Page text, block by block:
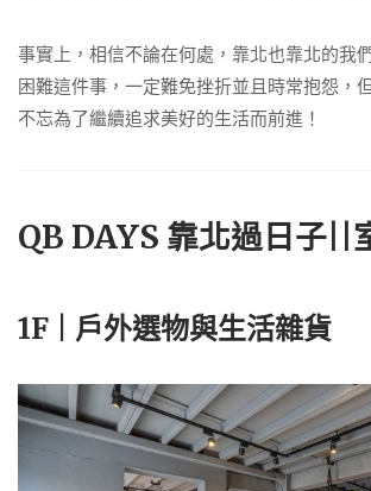
事實上，相信不論在何處，靠北也靠北的我
困難這件事，一定難免挫折並且時常抱怨，
不忘為了繼續追求美好的生活而前進！
QB DAYS 靠北過日子||
1F | 戶外選物與生活雜貨